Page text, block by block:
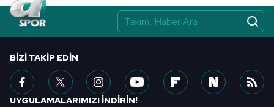
BIZI TAKIP EDIN
UYGULAMALARIMIZI İNDİRİN!